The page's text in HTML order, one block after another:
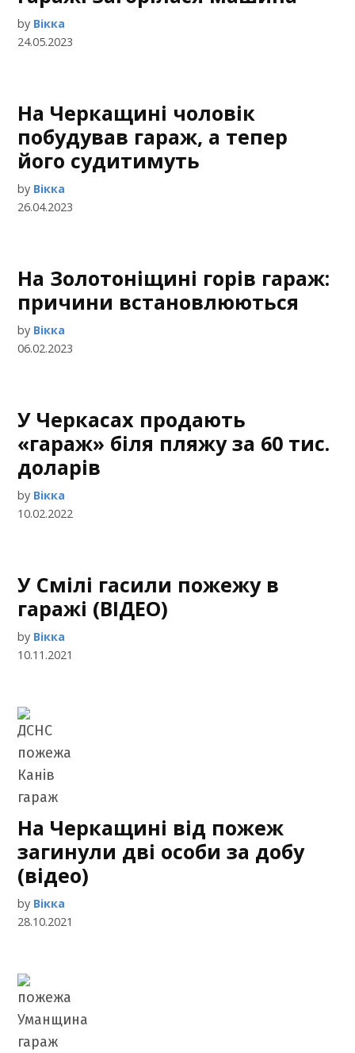
by Вікка
24.05.2023
На Черкащині чоловік
побудував гараж, а тепер
його судитимуть
by Вікка
26.04.2023
На Золотоніщині горів гараж:
причини встановлюються
by Вікка
06.02.2023
У Черкасах продають
«гараж» біля пляжу за 60 тис.
доларів
by Вікка
10.02.2022
У Смілі гасили пожежу в
гаражі (ВІДЕО)
by Вікка
10.11.2021
На Черкащині від пожеж
загинули дві особи за добу
(відео)
by Вікка
28.10.2021